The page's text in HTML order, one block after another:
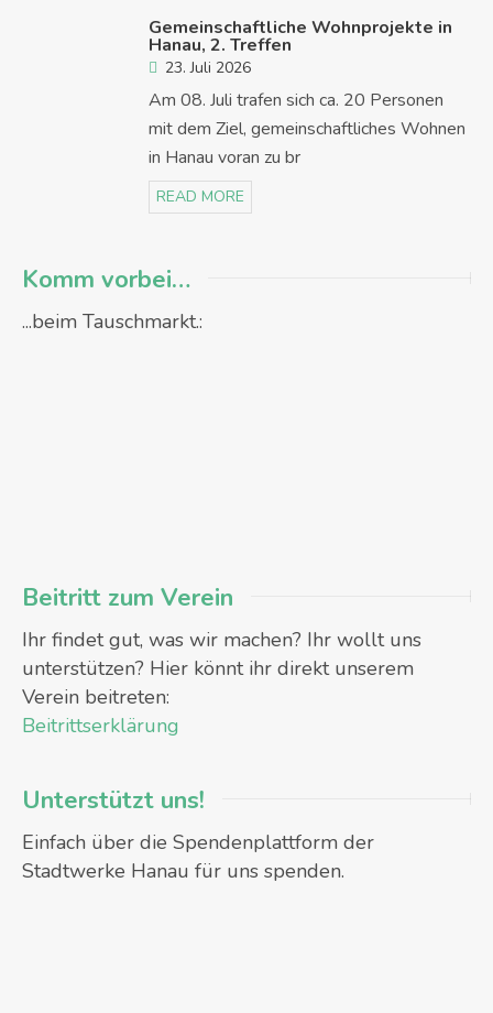
Gemeinschaftliche Wohnprojekte in
Hanau, 2. Treffen
23. Juli 2026
Am 08. Juli trafen sich ca. 20 Personen
mit dem Ziel, gemeinschaftliches Wohnen
in Hanau voran zu br
READ MORE
Komm vorbei…
...beim Tauschmarkt.:
Beitritt zum Verein
Ihr findet gut, was wir machen? Ihr wollt uns
unterstützen? Hier könnt ihr direkt unserem
Verein beitreten:
Beitrittserklärung
Unterstützt uns!
Einfach über die Spendenplattform der
Stadtwerke Hanau für uns spenden.